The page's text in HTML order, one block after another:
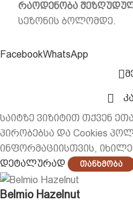
რაოდენობა
სეზონის ბოლომდე.
FacebookWhatsApp
საიტზე ვიზიტით თქვენ
პირობებსა და Cookies
ინფორმაციისთვის,
დეტალურად
Თანხმობა
Belmio Hazelnut